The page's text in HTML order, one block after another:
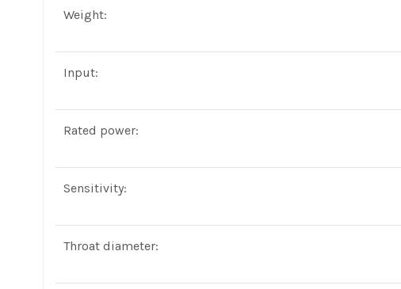
Weight:
Input:
Rated power:
Sensitivity:
Throat diameter: